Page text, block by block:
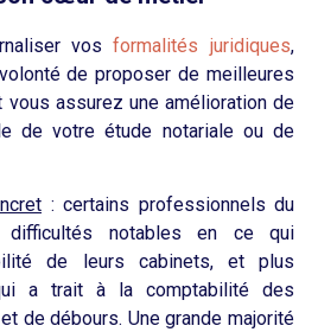
vos formalités juridiques,
de proposer de meilleures
assurez une amélioration de
de votre étude notariale ou de
: certains professionnels du
difficultés notables en ce qui
de leurs cabinets, et plus
a trait à la comptabilité des
de débours. Une grande majorité